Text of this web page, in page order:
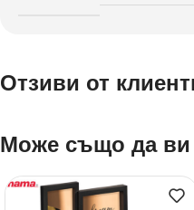
Отзиви от
Може също да ви